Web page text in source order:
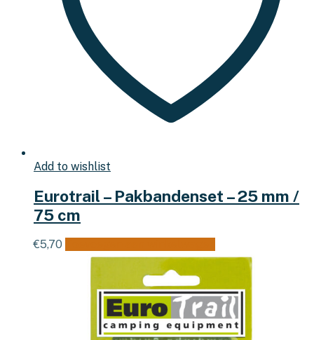
Add to wishlist
Eurotrail – Pakbandenset – 25 mm /
75 cm
€5,70